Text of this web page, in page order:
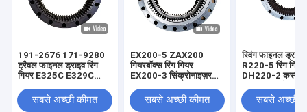
191-2676 171-9280
ट्रैवल फाइनल ड्राइव रिंग
गियर E325C E329C
सबसे अच्छी कीमत
EX200-5 ZAX200
गियरबॉक्स रिंग गियर
EX200-3 सिंक्रोनाइज़र
1025787
सबसे अच्छी कीमत
स्विंग फाइनल
R220-5 रिंग गियर
DH220-2 कस्टम
सबसे अच्छी